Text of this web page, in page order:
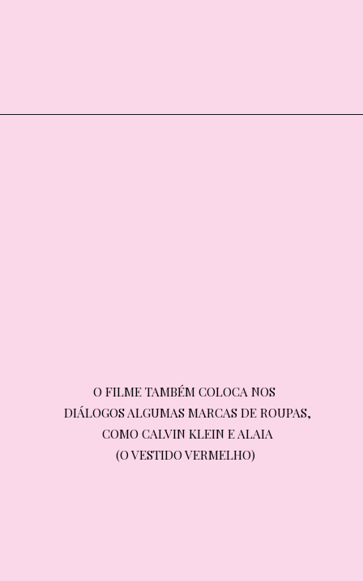
O FILME TAMBÉM COLOCA NOS
DIÁLOGOS ALGUMAS MARCAS DE ROUPAS,
COMO CALVIN KLEIN E ALAIA
(O VESTIDO VERMELHO)
O FILME TAMBÉM COLOCA NOS
DIÁLOGOS ALGUMAS MARCAS DE ROUPAS,
COMO CALVIN KLEIN E ALAIA
(O VESTIDO VERMELHO)